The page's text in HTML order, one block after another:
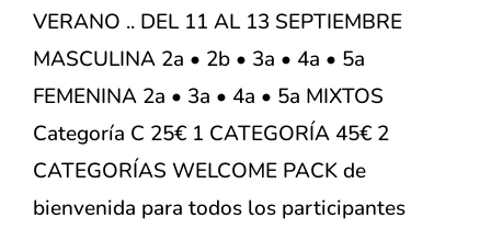
VERANO .. DEL 11 AL 13 SEPTIEMBRE
MASCULINA 2a • 2b • 3a • 4a • 5a
FEMENINA 2a • 3a • 4a • 5a MIXTOS
Categoría C 25€ 1 CATEGORÍA 45€ 2
CATEGORÍAS WELCOME PACK de
bienvenida para todos los participantes